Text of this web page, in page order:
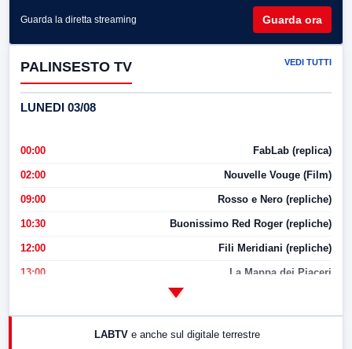
Guarda la diretta streaming Guarda ora
PALINSESTO TV VEDI TUTTI
LUNEDI 03/08
00:00 FabLab (replica)
02:00 Nouvelle Vouge (Film)
09:00 Rosso e Nero (repliche)
10:30 Buonissimo Red Roger (repliche)
12:00 Fili Meridiani (repliche)
13:00 La Mappa dei Piaceri
LABTV e anche sul digitale terrestre